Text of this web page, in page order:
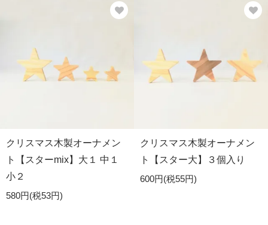
クリスマス木製オーナメン
ト【スターmix】大１ 中１
小２
580円(税53円)
クリスマス木製オーナメン
ト【スター大】３個入り
600円(税55円)